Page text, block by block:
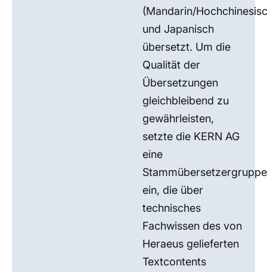
(Mandarin/
und Japanisch
übersetzt. Um die
Qualität der
Übersetzungen
gleichbleibend zu
gewährleisten,
setzte die KERN AG
eine
Stammübersetzergruppe
ein, die über
technisches
Fachwissen des von
Heraeus gelieferten
Textcontents